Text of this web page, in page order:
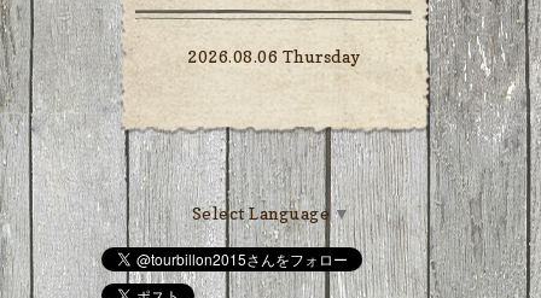
2026.08.06 Thursday
Select Language ▼